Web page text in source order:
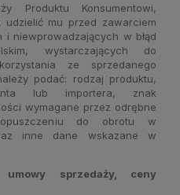
Produktu Konsumentowi,
udzielić mu przed zawarciem
i niewprowadzających w błąd
wystarczających do
ze sprzedanego
podać: rodzaj produktu,
lub importera, znak
wymagane przez odrębne
do obrotu w
inne dane wskazane w
sprzedaży, ceny